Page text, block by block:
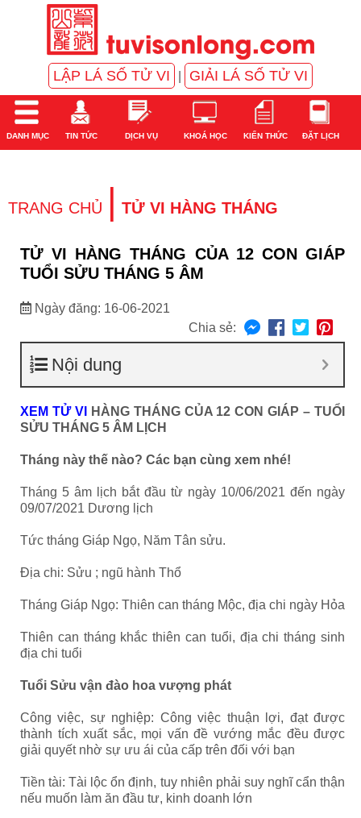
LẬP LÁ SỐ TỬ VI GIẢI LÁ SỐ TỬ VI
DANH MỤC TIN TỨC DỊCH VỤ KHOÁ HỌC KIẾN THỨC ĐẶT LỊCH
TRANG CHỦ | TỬ VI HÀNG THÁNG
TỬ VI HÀNG THÁNG CỦA 12 CON GIÁP
TUỔI SỬU THÁNG 5 ÂM
Ngày đăng: 16-06-2021
Chia sẻ:
Nội dung
XEM TỬ VI
HÀNG THÁNG CỦA 12 CON GIÁP – TUỔI
SỬU THÁNG 5 ÂM LỊCH
Tháng này thế nào? Các bạn cùng xem nhé!
Tháng 5 âm lịch bắt đầu từ ngày 10/06/2021 đến ngày
09/07/2021 Dương lịch
Tức tháng Giáp Ngọ, Năm Tân sửu.
Địa chi: Sửu ; ngũ hành Thổ
Tháng Giáp Ngọ: Thiên can tháng Mộc, địa chi ngày Hỏa
Thiên can tháng khắc thiên can tuổi, địa chi tháng sinh
địa chi tuổi
Tuổi Sửu vận đào hoa vượng phát
Công việc, sự nghiệp: Công việc thuận lợi, đạt được
thành tích xuất sắc, mọi vấn đề vướng mắc đều được
giải quyết nhờ sự ưu ái của cấp trên đối với bạn
Tiền tài: Tài lộc ổn định, tuy nhiên phải suy nghĩ cẩn thận
nếu muốn làm ăn đầu tư, kinh doanh lớn